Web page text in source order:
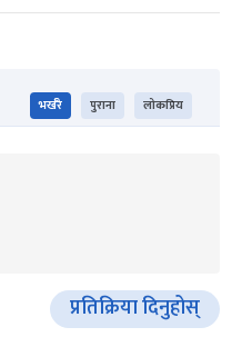
भर्खरै पुराना लोकप्रिय
प्रतिक्रिया दिनुहोस्